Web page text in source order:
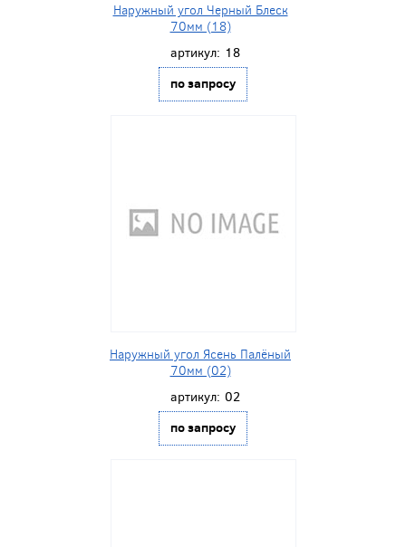
Наружный угол Черный Блеск
70мм (18)
артикул: 18
по запросу
Наружный угол Ясень Палёный
70мм (02)
артикул: 02
по запросу